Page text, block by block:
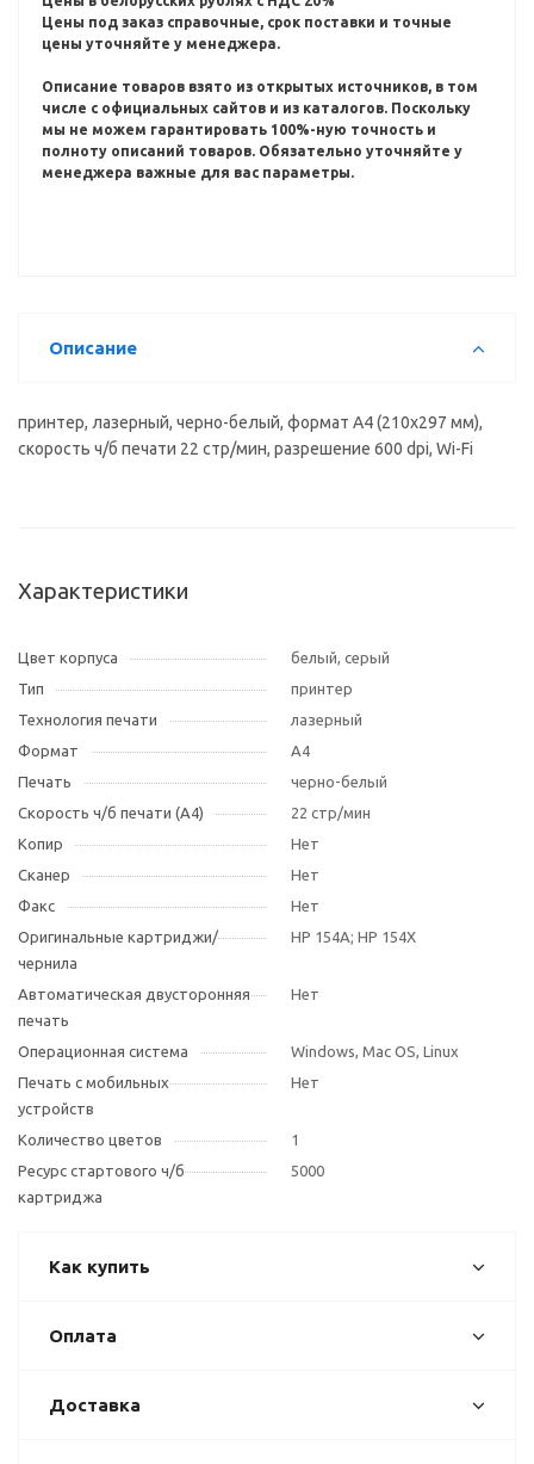
Цены под заказ справочные, срок поставки и точные
цены уточняйте у менеджера.
Описание товаров взято из открытых источников, в том
числе с официальных сайтов и из каталогов. Поскольку
мы не можем гарантировать 100%-ную точность и
полноту описаний товаров. Обязательно уточняйте у
менеджера важные для вас параметры.
Описание
принтер, лазерный, черно-белый, формат A4 (210x297 мм),
скорость ч/б печати 22 стр/мин, разрешение 600 dpi, Wi-Fi
Характеристики
Цвет корпуса
белый, серый
Тип
принтер
Технология печати
лазерный
Формат
A4
Печать
черно-белый
Скорость ч/б печати (А4)
22 стр/мин
Копир
Нет
Сканер
Нет
Факс
Нет
Оригинальные картриджи/
чернила
HP 154A; HP 154X
Автоматическая двусторонняя
печать
Нет
Операционная система
Windows, Mac OS, Linux
Печать с мобильных
устройств
Нет
Количество цветов
1
Ресурс стартового ч/б
картриджа
5000
Как купить
Оплата
Доставка